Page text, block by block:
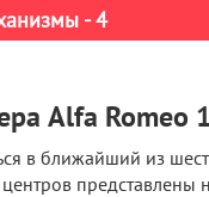
- 4
Alfa Romeo
в ближайший из
представлены